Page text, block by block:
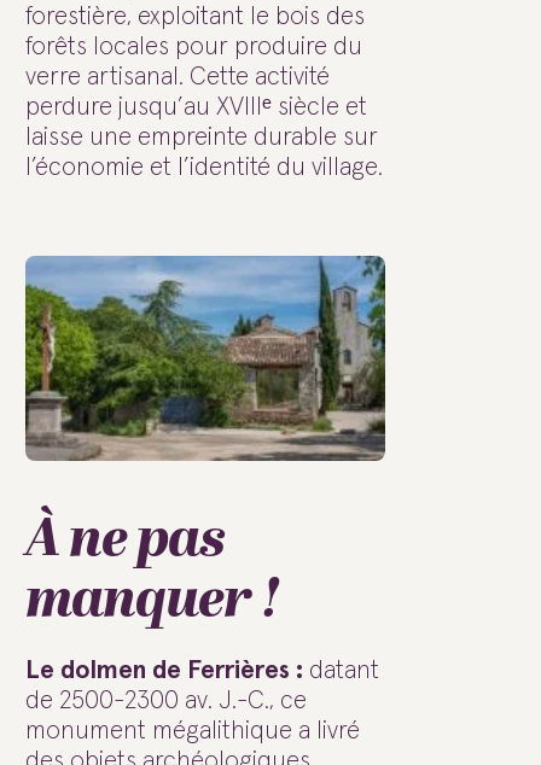
forestière, exploitant le bois des
forêts locales pour produire du
verre artisanal. Cette activité
perdure jusqu’au XVIIIᵉ siècle et
laisse une empreinte durable sur
l’économie et l’identité du village.
À ne pas
manquer !
Le dolmen de Ferrières : datant
de 2500-2300 av. J.-C., ce
monument mégalithique a livré